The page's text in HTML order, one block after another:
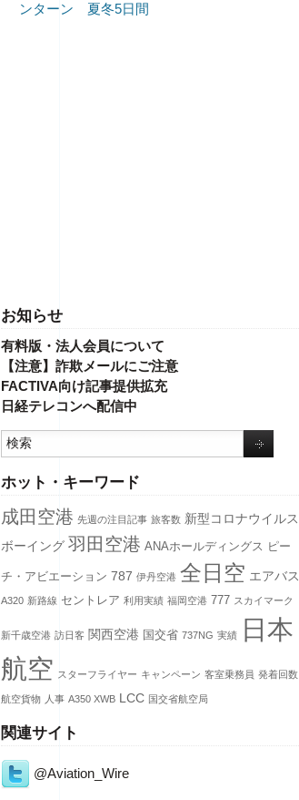
ンターン 夏冬5日間
お知らせ
有料版・法人会員について
【注意】詐欺メールにご注意
FACTIVA向け記事提供拡充
日経テレコンへ配信中
ホット・キーワード
成田空港 先週の注目記事 旅客数 新型コロナウイルス
ボーイング 羽田空港 ANAホールディングス ピー
チ・アビエーション 787 伊丹空港 全日空 エアバス
A320 新路線 セントレア 利用実績 福岡空港 777 スカイマーク
新千歳空港 訪日客 関西空港 国交省 737NG 実績
日本
航空 スターフライヤー キャンペーン 客室乗務員 発着回数
航空貨物 人事 A350 XWB LCC 国交省航空局
関連サイト
@Aviation_Wire